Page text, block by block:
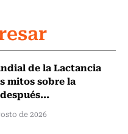
de la Lactancia
mitos sobre la
de 2026